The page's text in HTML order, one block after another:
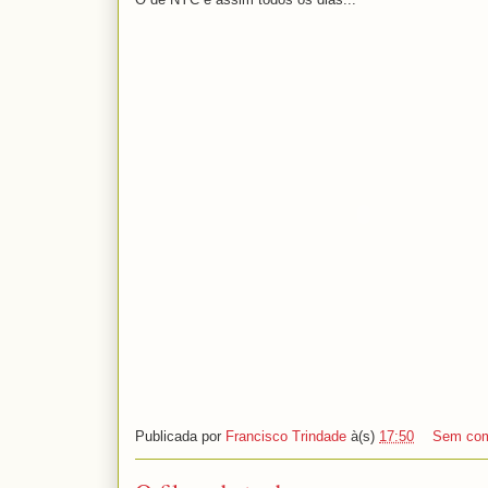
Publicada por Francisco Trindade à(s) 17:50 Sem